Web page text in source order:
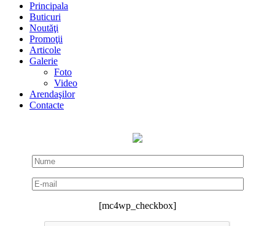
Principala
Buticuri
Noutăţi
Promoţii
Articole
Galerie
Foto
Video
Arendaşilor
Contacte
[mc4wp_checkbox]